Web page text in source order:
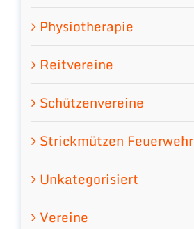
Physiotherapie
Reitvereine
Schützenvereine
Strickmützen Feuerwehr
Unkategorisiert
Vereine